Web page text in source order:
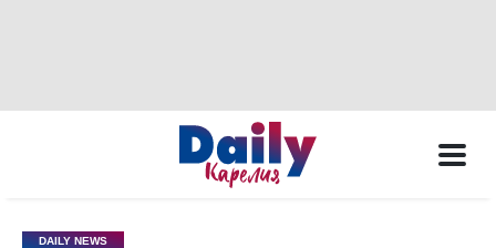
DAILY NEWS